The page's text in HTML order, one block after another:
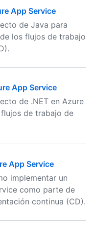
App Service
de Java para
los flujos de trabajo
App Service
de .NET en Azure
de trabajo de
App Service
implementar un
como parte de
continua (CD).